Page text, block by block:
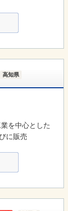
高知県
を中心とした
に販売